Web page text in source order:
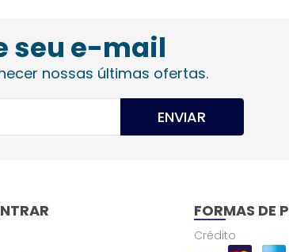
seu e-mail
nossas últimas ofertas.
ENVIAR
FORMAS DE
Crédito